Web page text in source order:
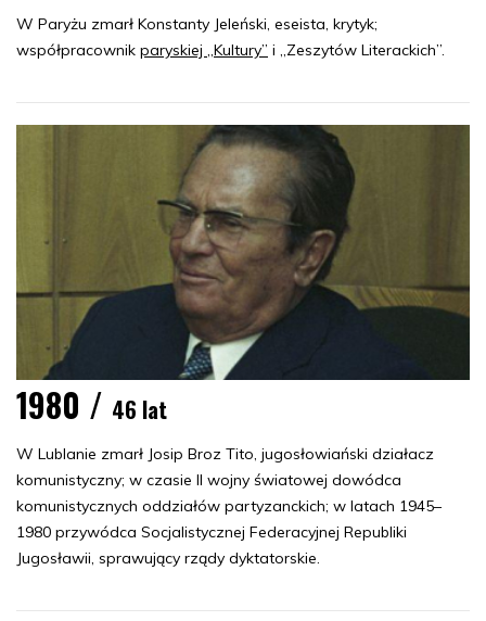
W Paryżu zmarł Konstanty Jeleński, eseista, krytyk;
współpracownik paryskiej „Kultury” i „Zeszytów Literackich”.
1980 / 46 lat
W Lublanie zmarł Josip Broz Tito, jugosłowiański działacz
komunistyczny; w czasie II wojny światowej dowódca
komunistycznych oddziałów partyzanckich; w latach 1945–
1980 przywódca Socjalistycznej Federacyjnej Republiki
Jugosławii, sprawujący rządy dyktatorskie.